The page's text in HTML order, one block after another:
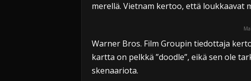
merellä. Vietnam kertoo, että loukkaavat
Warner Bros. Film Groupin tiedottaja
kartta on pelkkä ”doodle”, eikä sen ole
skenaariota.